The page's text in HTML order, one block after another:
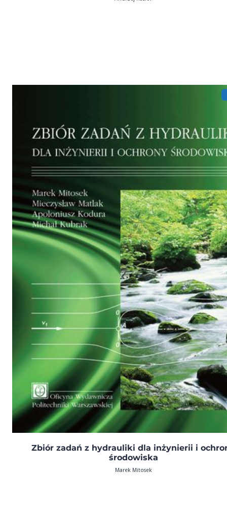
Zbiór zadań z hydrauliki dla inżynierii i
środowiska
Marek Mitosek